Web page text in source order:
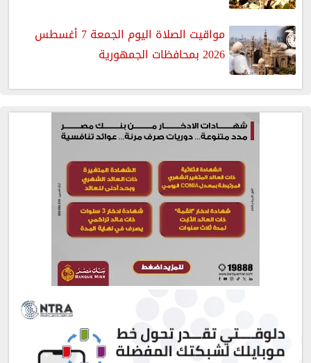
مواقيت الصلاة اليوم الجمعة 7 أغسطس
2026 بمحافظات الجمهورية